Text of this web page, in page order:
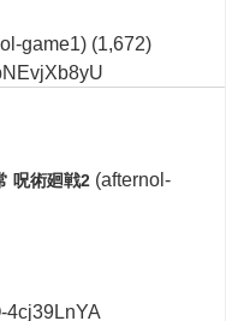
game1) (1,672)
呪術廻戦2 (afternol-
4cj39LnYA